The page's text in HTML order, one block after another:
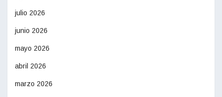
julio 2026
junio 2026
mayo 2026
abril 2026
marzo 2026